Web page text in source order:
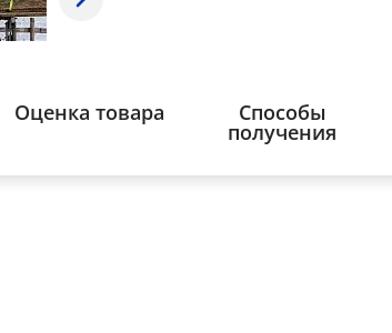
Оценка товара Способы
получения